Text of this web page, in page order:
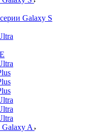
Galaxy S
A